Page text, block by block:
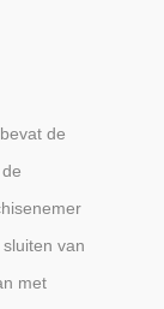
de
van
met